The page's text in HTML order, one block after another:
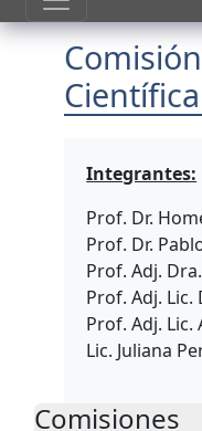
Comisiones
Científica
Integrantes:
Prof. Dr.
Prof. Dr.
Prof. Adj.
Prof. Adj. Lic.
Prof. Adj. Lic.
Lic. Juliana